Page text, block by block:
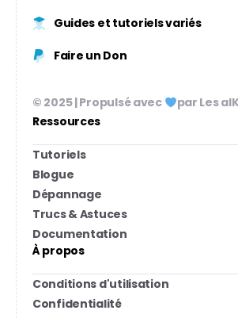
Guides et tutoriels variés
Faire un Don
© 2025 | Propulsé avec
par Les
Ressources
Tutoriels
Blogue
Dépannage
Trucs & Astuces
Documentation
À propos
Conditions d'utilisation
Confidentialité